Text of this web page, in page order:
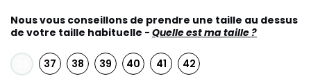
Nous vous conseillons de prendre une taille au dessus
de votre taille habituelle - Quelle est ma taille ?
37 38 39 40 41 42